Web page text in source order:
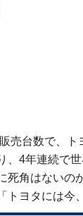
売台数で、ト
、4年連続で
死角はないの
トヨタには今